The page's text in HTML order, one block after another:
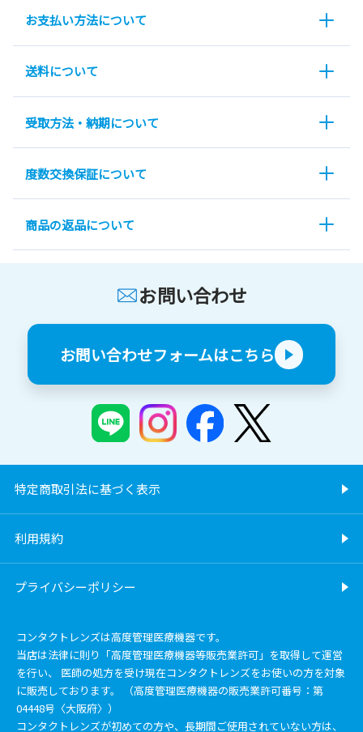
お支払い方法について
送料について
受取方法・納期について
度数交換保証について
商品の返品について
お問い合わせ
お問い合わせフォームはこちら
特定商取引法に基づく表示
利用規約
プライバシーポリシー
コンタクトレンズは高度管理医療機器です。
当店は法律に則り「高度管理医療機器等販売業許可」を取得して運営
を行い、 医師の処方を受け現在コンタクトレンズをお使いの方を対象
に販売しております。 （高度管理医療機器の販売業許可番号：第
04448号〈大阪府〉）
コンタクトレンズが初めての方や、長期間ご使用されていない方は、